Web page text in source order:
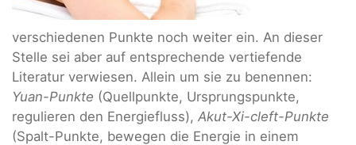
verschiedenen Punkte noch weiter ein. An dieser
Stelle sei aber auf entsprechende vertiefende
Literatur verwiesen. Allein um sie zu benennen:
Yuan-Punkte (Quellpunkte, Ursprungspunkte,
regulieren den Energiefluss), Akut-Xi-cleft-Punkte
(Spalt-Punkte, bewegen die Energie in einem